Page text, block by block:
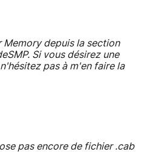
Memory depuis la section
Si vous désirez une
pas à m'en faire la
pas encore de fichier .cab